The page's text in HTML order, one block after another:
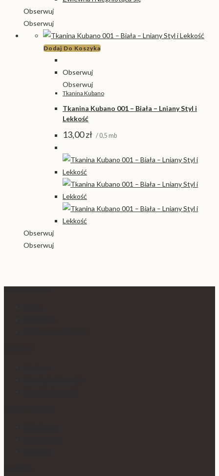
Obserwuj
Obserwuj
Dodaj Do Koszyka
Obserwuj
Obserwuj
Tkanina Kubano
Tkanina Kubano 001 – Biała – Lniany Styl i
Lekkość
13,00zł / 0,5 mb
Obserwuj
Obserwuj